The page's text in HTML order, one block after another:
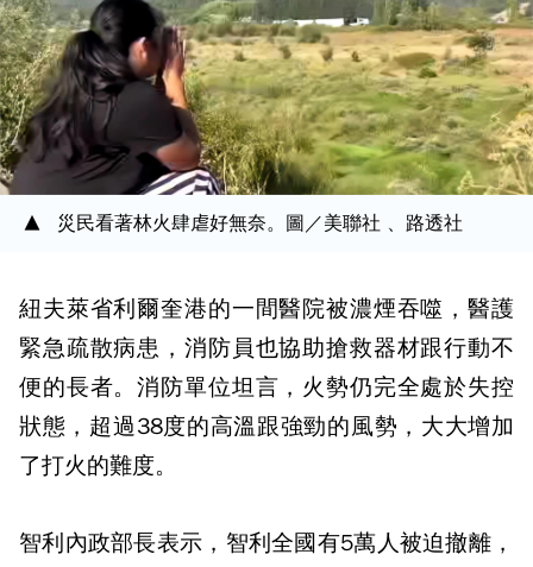
災民看著林火肆虐好無奈。圖／美聯社 、路透社
紐夫萊省利爾奎港的一間醫院被濃煙吞噬，醫護
緊急疏散病患，消防員也協助搶救器材跟行動不
便的長者。消防單位坦言，火勢仍完全處於失控
狀態，超過38度的高溫跟強勁的風勢，大大增加
了打火的難度。
智利內政部長表示，智利全國有5萬人被迫撤離，